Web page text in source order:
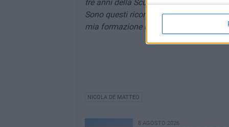
tre anni della Scuola Media mi ha
Sono questi ricordi che riaffiorano
mia formazione umana e personale».
NICOLA DE MATTEO
8 AGOSTO 2026